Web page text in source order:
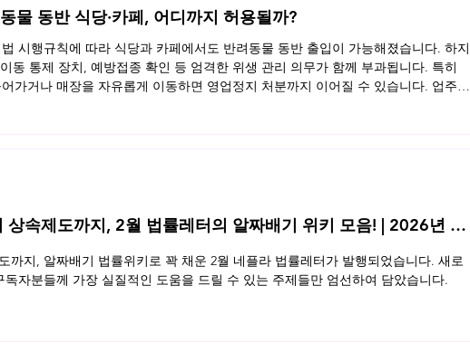
물 동반 식당·카페, 어디까지 허용될까?
시행규칙에 따라 식당과 카페에서도 반려동물 동반 출입이 가능해졌습니다. 하지
동 통제 장치, 예방접종 확인 등 엄격한 위생 관리 의무가 함께 부과됩니다. 특히
가거나 매장을 자유롭게 이동하면 영업정지 처분까지 이어질 수 있습니다. 업주와
상속제도까지, 2월 법률레터의 알짜배기 위키 모음! | 2026년 2
까지, 알짜배기 법률위키로 꽉 채운 2월 네플라 법률레터가 발행되었습니다. 새로
독자분들께 가장 실질적인 도움을 드릴 수 있는 주제들만 엄선하여 담았습니다.